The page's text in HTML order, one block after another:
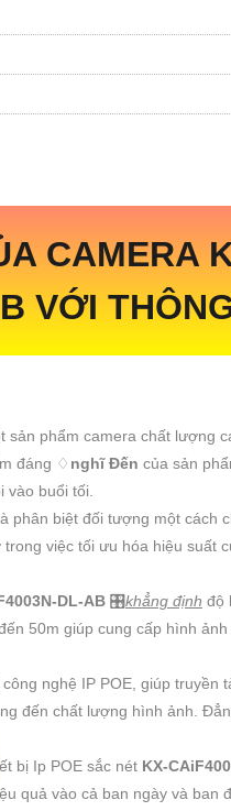
CAMERA
VỚI
sản phẩm camera chất lượng
đáng ♢ nghĩ Đến của sản
vào buổi tối.
phân biệt đối tượng một cách
việc tối ưu hóa hiệu suất
DL-AB 🎛khẳng định độ
50m giúp cung cấp hình
nghệ IP POE, giúp truyền
đến chất lượng hình ảnh.
bị Ip POE sắc nét KX-
quả vào cả ban ngày và ban